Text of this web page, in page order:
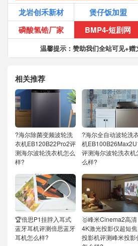
龙岩创禾新材 煲仔饭加盟
磷酸氢锆厂家
BMP4-短剧网
温馨提示：赞助我们全站可见+赠
相关推荐
?海尔除菌变频波轮洗
衣机EB120B22Pro2评
测海尔波轮洗衣机怎么
样?
?海尔全自动波轮洗
机
评测海尔波轮洗衣机
么样?
🏆倍思P1挂脖入耳式
蓝牙耳机评测倍思蓝牙
耳机怎么样?
🥇峰米Cinema2高清
4K激光投影仪超短焦
投影机评测峰米投影